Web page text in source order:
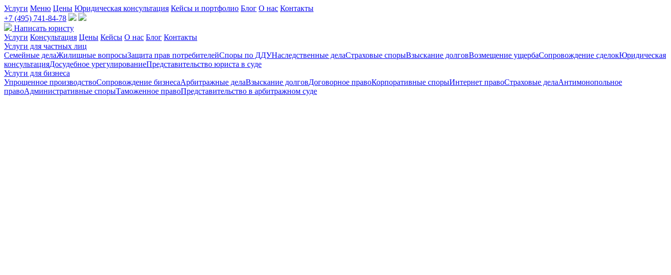
Услуги Меню Цены Юридическая консультация Кейсы и портфолио Блог О нас Контакты
+7 (495) 741-84-78
Написать юристу
Услуги Консультация Цены Кейсы О нас Блог Контакты
Услуги для частных лиц
Семейные делаЖилищные вопросыЗащита прав потребителейСпоры по ДДУНаследственные делаСтраховые спорыВзыскание долговВозмещение ущербаСопровождение сделокЮридическая
консультацияДосудебное урегулированиеПредставительство юриста в суде
Услуги для бизнеса
Упрощенное производствоСопровождение бизнесаАрбитражные делаВзыскание долговДоговорное правоКорпоративные спорыИнтернет правоСтраховые делаАнтимонопольное
правоАдминистративные спорыТаможенное правоПредставительство в арбитражном суде